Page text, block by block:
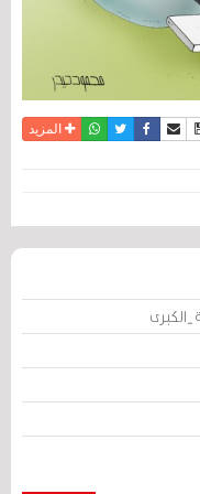
للطباعة
حفظ الموضوع
أرسل الى صديق
فيسبوكتويترواتسابالمزيد